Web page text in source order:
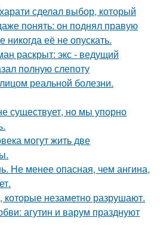
сделал выбор, который
понять: он поднял правую
никогда её не опускать.
раскрыт: экс - ведущий
полную слепоту
реальной болезни.
существует, но мы упорно
могут жить две
Не менее опасная, чем ангина,
незаметно разрушают.
агутин и варум празднуют